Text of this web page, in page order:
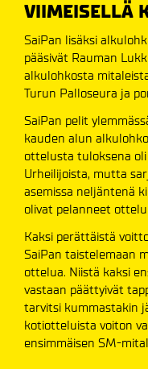
VIIMEISELLÄ
SaiPan lisäksi
pääsivät Rauman
alkulohkosta
Turun Palloseura ja
SaiPan pelit
kauden alun
ottelusta tuloksena
Urheilijoista, mutta
asemissa neljäntenä
olivat pelanneet
Kaksi perättäistä
SaiPan taistelemaan
ottelua. Niistä kaksi
vastaan päättyivät
tarvitsi kummastakin
kotiotteluista voiton
ensimmäisen SM-